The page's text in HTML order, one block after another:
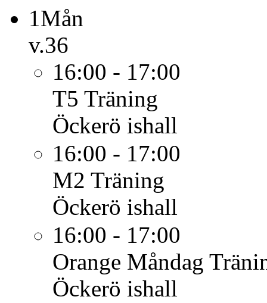
1Mån
v.36
16:00 - 17:00
T5 Träning
Öckerö ishall
16:00 - 17:00
M2 Träning
Öckerö ishall
16:00 - 17:00
Orange Måndag
Öckerö ishall